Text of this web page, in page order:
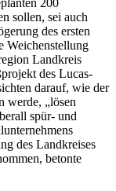
sollen, sei auch
des ersten
Weichenstellung
Landkreis
des Lucas-
darauf, wie der
werde, „lösen
spür- und
des Landkreises
betonte